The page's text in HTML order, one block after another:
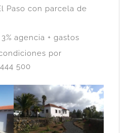
Paso con parcela de
agencia + gastos
por
500